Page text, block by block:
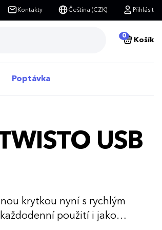
Kontakty Čeština (CZK) Přihlásit
0
Košík
Poptávka
USB
krytkou nyní s rychlým
použití i jako